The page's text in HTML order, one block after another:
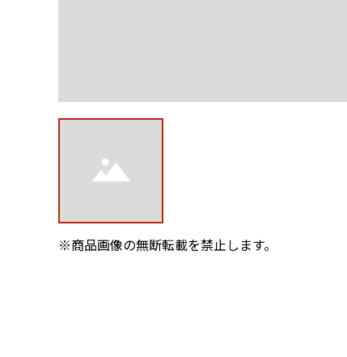
※商品画像の無断転載を禁止します。